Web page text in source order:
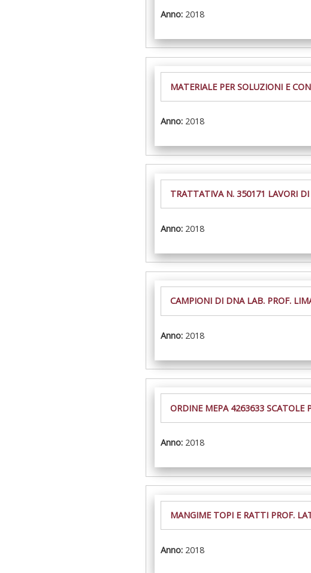
Anno: 2018
MATERIALE PER SOLUZIONI E
Anno: 2018
TRATTATIVA N. 350171 LAVORI
Anno: 2018
CAMPIONI DI DNA LAB. PROF.
Anno: 2018
ORDINE MEPA 4263633 SCATOLE
Anno: 2018
MANGIME TOPI E RATTI PROF.
Anno: 2018